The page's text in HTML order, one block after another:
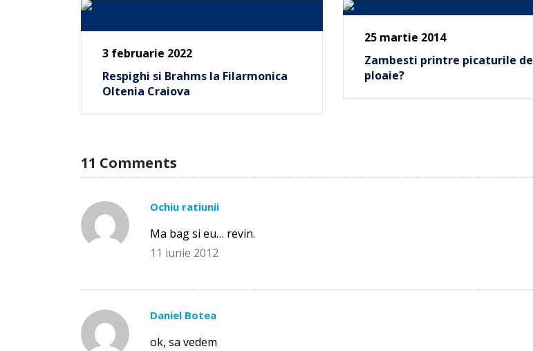
3 februarie 2022
Respighi si Brahms la Filarmonica
Oltenia Craiova
25 martie 2014
Zambesti printre picaturile de
ploaie?
11 Comments
Ochiu ratiunii
Ma bag si eu… revin.
11 iunie 2012
Daniel Botea
ok, sa vedem